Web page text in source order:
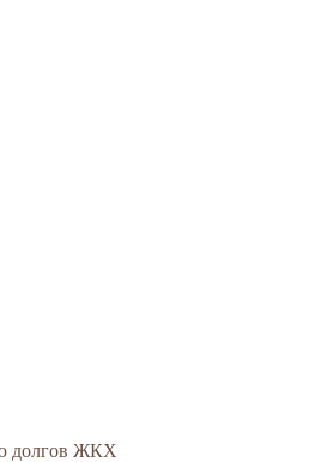
долгов ЖКХ